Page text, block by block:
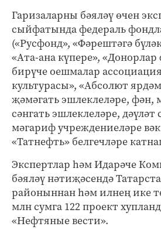
Гаризаларны бәяләү өчен
сыйфатында федераль
(«Русфонд», «Фәрештәгә
«Ата-ана күпере»,
бирүче оешмалар
культурасы», «Абсолют
җәмәгать эшлеклеләре, фән,
сәнгать эшлеклеләре,
мәгариф учреждениеләре
«Татнефть» белгечләре
Экспертлар һәм Идарәче
бәяләү нәтиҗәсендә
районыннан һәм илнең ике
млн сумга 122 проект
«Нефтяные вести».